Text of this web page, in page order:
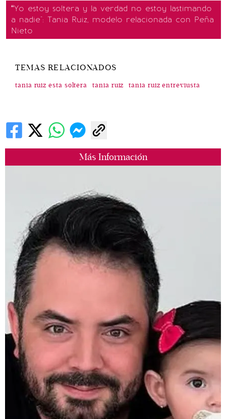
Más Información
“Yo estoy soltera y la verdad no estoy lastimando
a nadie": Tania Ruiz, modelo relacionada con Peña
Nieto
TEMAS RELACIONADOS
tania ruiz esta soltera tania ruiz tania ruiz entreviusta